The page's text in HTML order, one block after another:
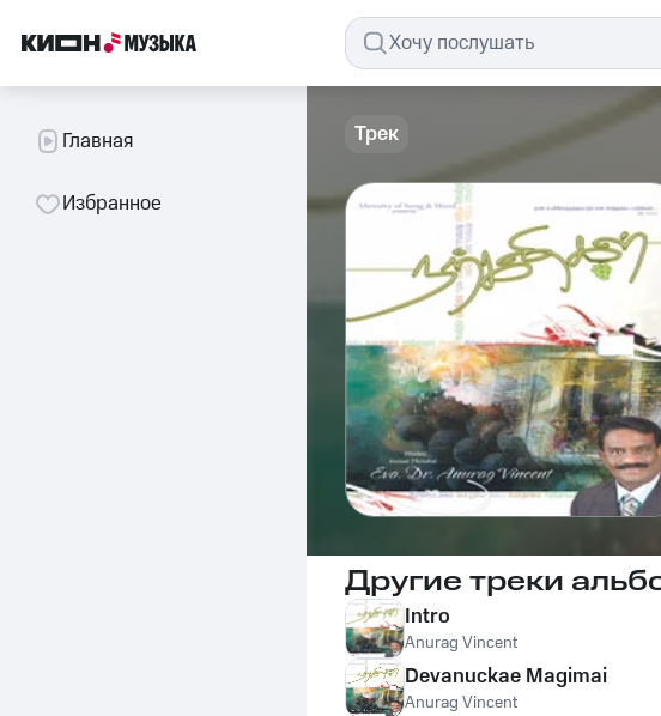
Главная
Избранное
Трек
Другие треки
Intro
Anurag Vincent
Devanuckae Magimai
Anurag Vincent